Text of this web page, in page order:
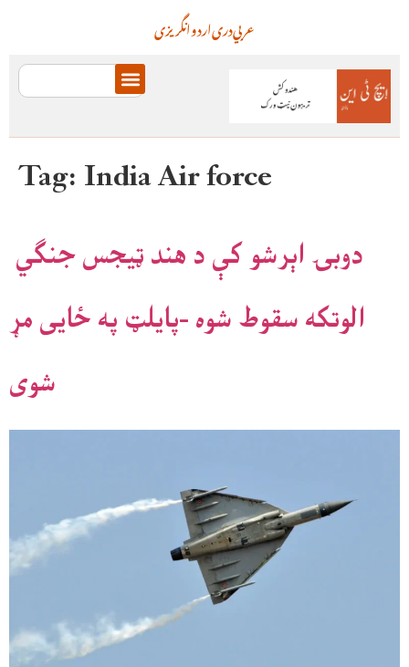
انگریزیاردودریعربي
Tag:India Air force
الوتکه سقوط شوه -پایلټ په ځایی مړ
شوی